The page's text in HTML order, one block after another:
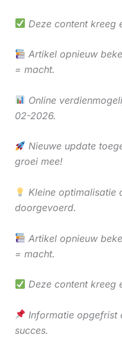
Deze content kreeg
Artikel opnieuw
= macht.
Online
02-2026.
Nieuwe update
groei mee!
Kleine optimalisatie
doorgevoerd.
Artikel opnieuw
= macht.
Deze content kreeg
Informatie
succes.